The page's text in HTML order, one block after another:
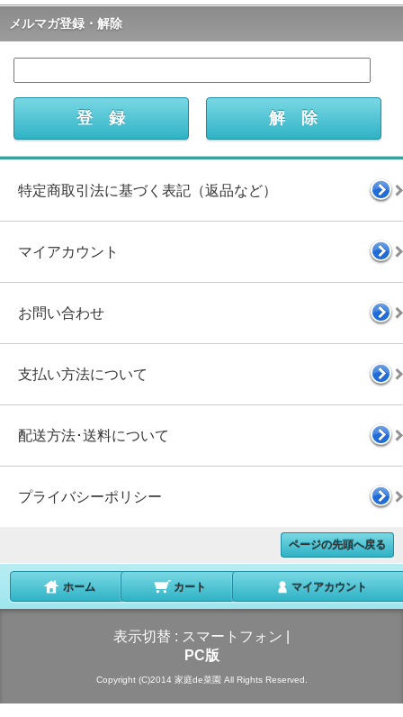
メルマガ登録・解除
特定商取引法に基づく表記（返品など）
マイアカウント
お問い合わせ
支払い方法について
配送方法･送料について
プライバシーポリシー
ページの先頭へ戻る
ホーム カート マイアカウント
表示切替 : スマートフォン
PC版
Copyright (C)2014 家庭de菜園 All Rights Reserved.